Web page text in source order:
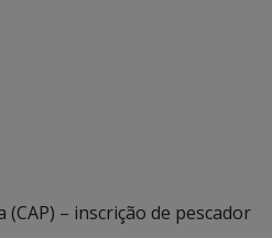
– inscrição de pescador